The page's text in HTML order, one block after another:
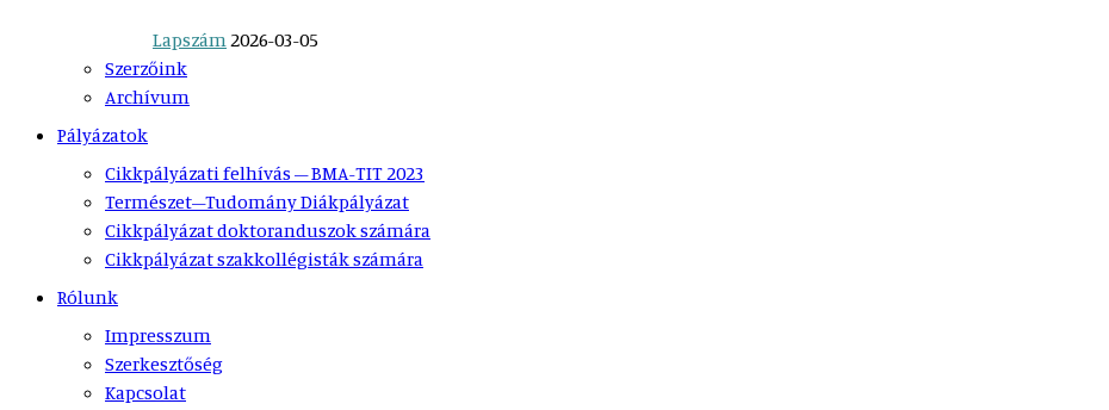
Lapszám2026-03-05
Szerzőink
Archívum
Pályázatok
Cikkpályázati felhívás – BMA-TIT 2023
Természet–Tudomány Diákpályázat
Cikkpályázat doktoranduszok számára
Cikkpályázat szakkollégisták számára
Rólunk
Impresszum
Szerkesztőség
Kapcsolat